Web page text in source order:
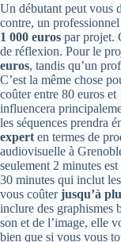
Un débutant peut vous
contre, un
1 000 euros par projet.
de réflexion. Pour le
euros, tandis qu’un
C’est la même chose
coûter entre 80 euros
influencera
les séquences prendra
expert en termes de
audiovisuelle à
seulement 2 minutes
30 minutes qui inclut
vous coûterjusqu’à
inclure des graphismes
son et de l’image, elle
bien que si vous vous